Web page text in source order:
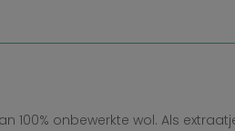
onbewerkte wol. Als